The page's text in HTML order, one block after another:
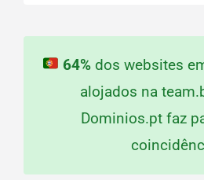
64% dos websites
alojados na
Dominios.pt faz